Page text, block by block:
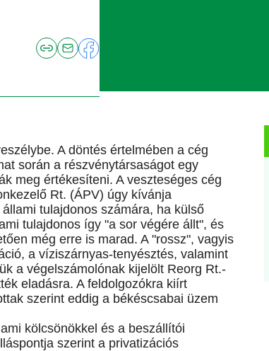
A döntés értelmében a cég
során a részvénytársaságot egy
meg értékesíteni. A veszteséges cég
Rt. (ÁPV) úgy kívánja
tulajdonos számára, ha külső
tulajdonos így "a sor végére állt", és
még erre is marad. A "rossz", vagyis
a víziszárnyas-tenyésztés, valamint
a végelszámolónak kijelölt Reorg Rt.-
eladásra. A feldolgozókra kiírt
szerint eddig a békéscsabai üzem
kölcsönökkel és a beszállítói
szerint a privatizációs